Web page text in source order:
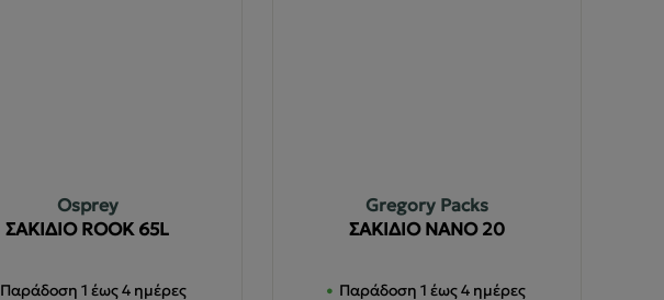
Osprey
ΣΑΚΙΔΙΟ ROOK 65L
Παράδοση 1 έως 4 ημέρες
Gregory Packs
ΣΑΚΙΔΙΟ NANO 20
Παράδοση 1 έως 4 ημέρες